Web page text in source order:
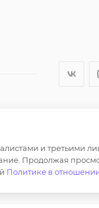
является
и третьими
Продолжая
Политике в